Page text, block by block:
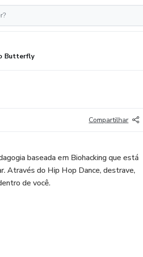
Butterfly
Compartilhar
baseada em Biohacking que está
Através do Hip Hop Dance, destrave,
de você.